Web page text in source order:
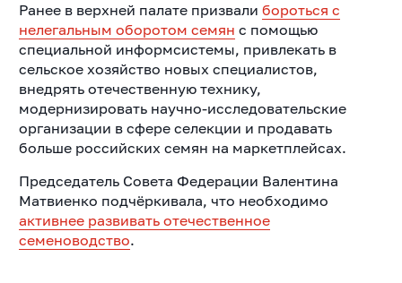
Ранее в верхней палате призвали бороться с
нелегальным оборотом семян с помощью
специальной информсистемы, привлекать в
сельское хозяйство новых специалистов,
внедрять отечественную технику,
модернизировать научно-исследовательские
организации в сфере селекции и продавать
больше российских семян на маркетплейсах.
Председатель Совета Федерации Валентина
Матвиенко подчёркивала, что необходимо
активнее развивать отечественное
семеноводство.